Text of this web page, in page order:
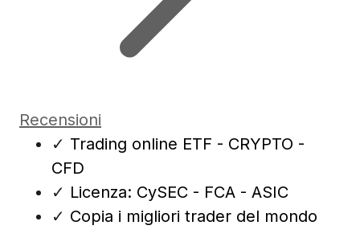
Recensioni
✓ Trading online ETF - CRYPTO -
CFD
✓ Licenza: CySEC - FCA - ASIC
✓ Copia i migliori trader del mondo